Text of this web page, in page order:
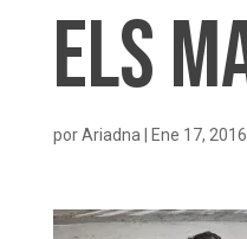
Els
porAriadna Ene 17, 2016